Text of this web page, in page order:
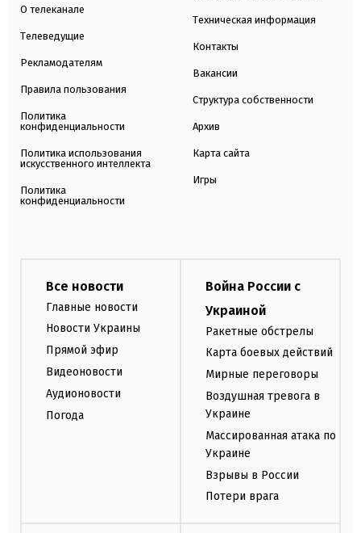
О телеканале
Телеведущие
Рекламодателям
Правила пользования
Политика
конфиденциальности
Политика использования
искусственного интеллекта
Политика
конфиденциальности
Техническая информация
Контакты
Вакансии
Структура собственности
Архив
Карта сайта
Игры
Все новости
Главные новости
Новости Украины
Прямой эфир
Видеоновости
Аудионовости
Погода
Война России с
Украиной
Ракетные обстрелы
Карта боевых действий
Мирные переговоры
Воздушная тревога в
Украине
Массированная атака по
Украине
Взрывы в России
Потери врага